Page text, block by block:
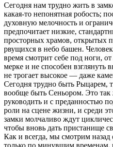
Сегодня нам трудно жить в
какая-то непонятная робость;
духовную мелочность и
предпочитает низкие,
просторных храмов, открытых
рвущихся в небо башен.
время смотрит себе под ноги,
мерке и не способен взглянуть
не трогает высокое — даже
Сегодня трудно быть Рыцарем,
вообще быть Сеньором. Это так
руководить и с преданностью
роли на сцене жизни, и среди
замки молчаливо ждут
чтобы вновь дать пристанище
Как и всегда, мы смотрим назад
только по минувшим временам,